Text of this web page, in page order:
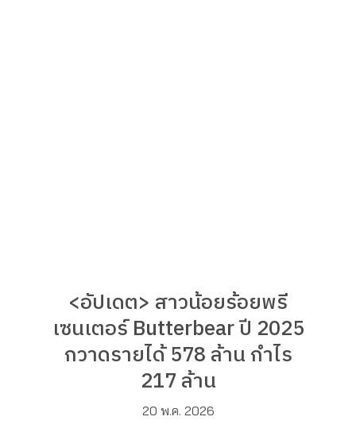
<อัปเดต> สาวน้อยร้อยพรี
เซนเตอร์ Butterbear ปี 2025
กวาดรายได้ 578 ล้าน กำไร
217 ล้าน
20 พ.ค. 2026